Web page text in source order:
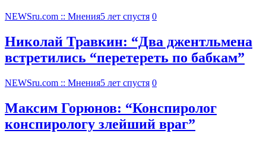
NEWSru.com :: Мнения5 лет спустя 0
Николай Травкин: “Два джентльмена
встретились “перетереть по бабкам”
NEWSru.com :: Мнения5 лет спустя 0
Максим Горюнов: “Конспиролог
конспирологу злейший враг”